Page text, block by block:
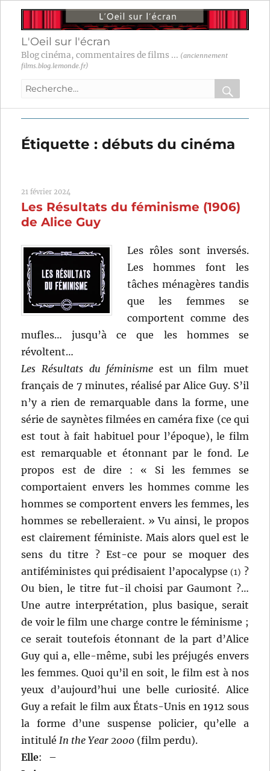
L'Oeil sur l'écran
Blog cinéma, commentaires de films ... (anciennement
films.blog.lemonde.fr)
Recherche
:
OK
Étiquette :débuts du cinéma
21 février 2024
Les Résultats du féminisme (1906)
de Alice Guy
Les rôles sont inversés.
Les hommes font les
tâches ménagères tandis
que les femmes se
comportent comme des
mufles… jusqu’à ce que les hommes se
révoltent…
Les Résultats du féminisme est un film muet
français de 7 minutes, réalisé par Alice Guy. S’il
n’y a rien de remarquable dans la forme, une
série de saynètes filmées en caméra fixe (ce qui
est tout à fait habituel pour l’époque), le film
est remarquable et étonnant par le fond. Le
propos est de dire : « Si les femmes se
comportaient envers les hommes comme les
hommes se comportent envers les femmes, les
hommes se rebelleraient. » Vu ainsi, le propos
est clairement féministe. Mais alors quel est le
sens du titre ? Est-ce pour se moquer des
antiféministes qui prédisaient l’apocalypse(1) ?
Ou bien, le titre fut-il choisi par Gaumont ?…
Une autre interprétation, plus basique, serait
de voir le film une charge contre le féminisme ;
ce serait toutefois étonnant de la part d’Alice
Guy qui a, elle-même, subi les préjugés envers
les femmes. Quoi qu’il en soit, le film est à nos
yeux d’aujourd’hui une belle curiosité. Alice
Guy a refait le film aux États-Unis en 1912 sous
la forme d’une suspense policier, qu’elle a
intituléIn the Year 2000 (film perdu).
Elle:
–